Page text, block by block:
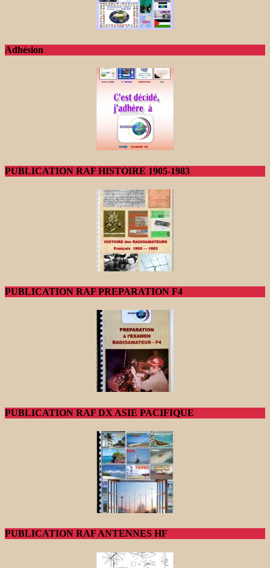
Adhésion
PUBLICATION RAF HISTOIRE 1905-1983
PUBLICATION RAF PREPARATION F4
PUBLICATION RAF DX ASIE PACIFIQUE
PUBLICATION RAF ANTENNES HF